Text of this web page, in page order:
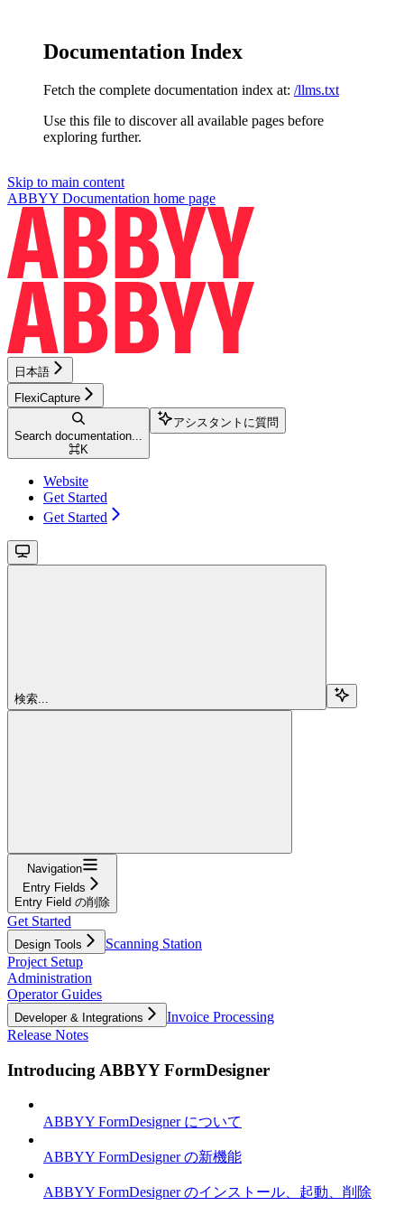
Documentation Index
Fetch the complete documentation index at: /llms.txt
Use this file to discover all available pages before
exploring further.
Skip to main content
ABBYY Documentation home page
日本語
FlexiCapture
Search documentation...
⌘K
アシスタントに質問
Website
Get Started
Get Started
検索...
Navigation
Entry Fields
Entry Field の削除
Get Started
Design Tools
Scanning Station
Project Setup
Administration
Operator Guides
Developer & Integrations
Invoice Processing
Release Notes
Introducing ABBYY FormDesigner
ABBYY FormDesigner について
ABBYY FormDesigner の新機能
ABBYY FormDesigner のインストール、起動、削除